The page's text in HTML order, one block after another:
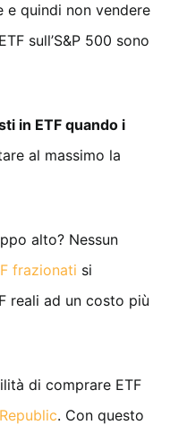
e quindi non vendere
sull’S&P 500 sono
in ETF quando i
al massimo la
alto? Nessun
frazionati si
reali ad un costo più
di comprare ETF
. Con questo